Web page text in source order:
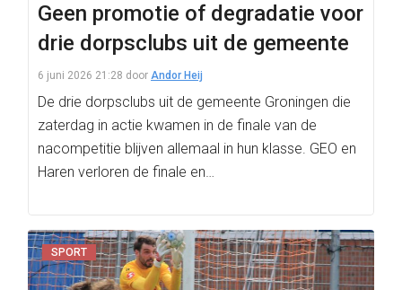
Geen promotie of degradatie voor
drie dorpsclubs uit de gemeente
6 juni 2026 21:28 door Andor Heij
De drie dorpsclubs uit de gemeente Groningen die
zaterdag in actie kwamen in de finale van de
nacompetitie blijven allemaal in hun klasse. GEO en
Haren verloren de finale en…
SPORT